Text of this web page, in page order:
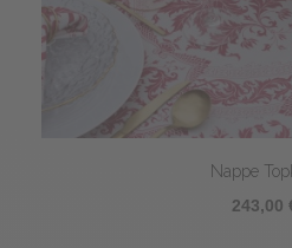
Nappe
243,00